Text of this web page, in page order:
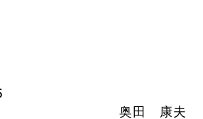
奥田 康夫